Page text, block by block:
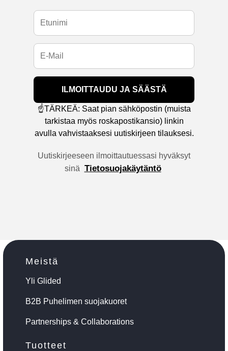
ILMOITTAUDU JA SÄÄSTÄ
☝️TÄRKEÄ: Saat pian sähköpostin (muista
tarkistaa myös roskapostikansio) linkin
avulla vahvistaaksesi uutiskirjeen tilauksesi.
Uutiskirjeeseen ilmoittautuessasi hyväksyt
sinä Tietosuojakäytäntö
Meistä
Yli Glided
B2B Puhelimen suojakuoret
Partnerships & Collaborations
Tuotteet